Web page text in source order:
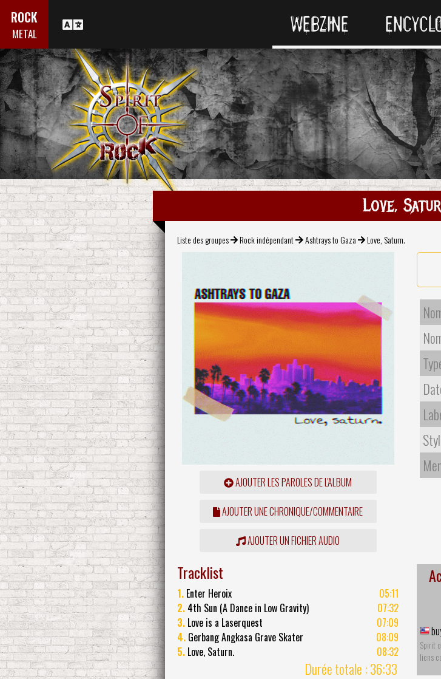
ROCK
METAL WEBZINE
Love,
Liste des groupes Rock indépendant Ashtrays to Gaza Love, Saturn.
AJOUTER LES PAROLES DE L'ALBUM
AJOUTER UNE CHRONIQUE/COMMENTAIRE
AJOUTER UN FICHIER AUDIO
Tracklist
1. Enter Heroix
05:11
2. 4th Sun (A Dance in Low Gravity)
07:32
3. Love is a Laserquest
07:09
4. Gerbang Angkasa Grave Skater
08:09
5. Love, Saturn. 08:32
Durée totale : 36:33
Spirit
liens